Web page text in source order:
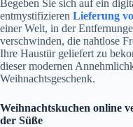
Begeben Sie sich auf ein
entmystifizieren Lieferung
einer Welt, in der
verschwinden, die nahtlose
Ihre Haustür geliefert zu
dieser modernen
Weihnachtsgeschenk.
Weihnachtskuchen online
der Süße